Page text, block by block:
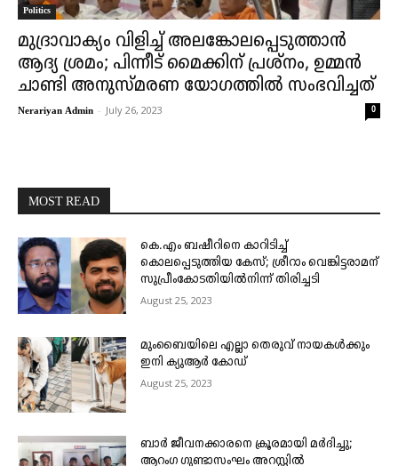
Politics
മുദ്രാവാക്യം വിളിച്ച് അലങ്കോലപ്പെടുത്താൻ
ആദ്യ ശ്രമം; പിന്നീട് മൈക്കിന് പ്രശ്നം, ഉമ്മൻ
ചാണ്ടി അനുസ്മരണ യോ​ഗത്തിൽ സംഭവിച്ചത്
Nerariyan Admin - July 26, 2023 0
MOST READ
കെ.എം ബഷീറിനെ കാറിടിച്ച്
കൊലപ്പെടുത്തിയ കേസ്; ശ്രീറാം വെങ്കിട്ടരാമന്
സുപ്രീംകോടതിയിൽനിന്ന് തിരിച്ചടി
August 25, 2023
മുംബൈയിലെ എല്ലാ തെരുവ് നായകൾക്കും
ഇനി ക്യുആർ കോഡ്
August 25, 2023
ബാർ ജീവനക്കാരനെ ക്രൂരമായി മർദിച്ചു;
ആറംഗ ഗുണ്ടാസംഘം അറസ്റ്റിൽ